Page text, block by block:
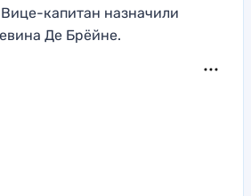
капитан назначили
Де Брёйне.